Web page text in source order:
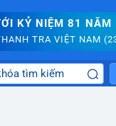
KỶ NIỆM 81 NĂM
TRA VIỆT NAM